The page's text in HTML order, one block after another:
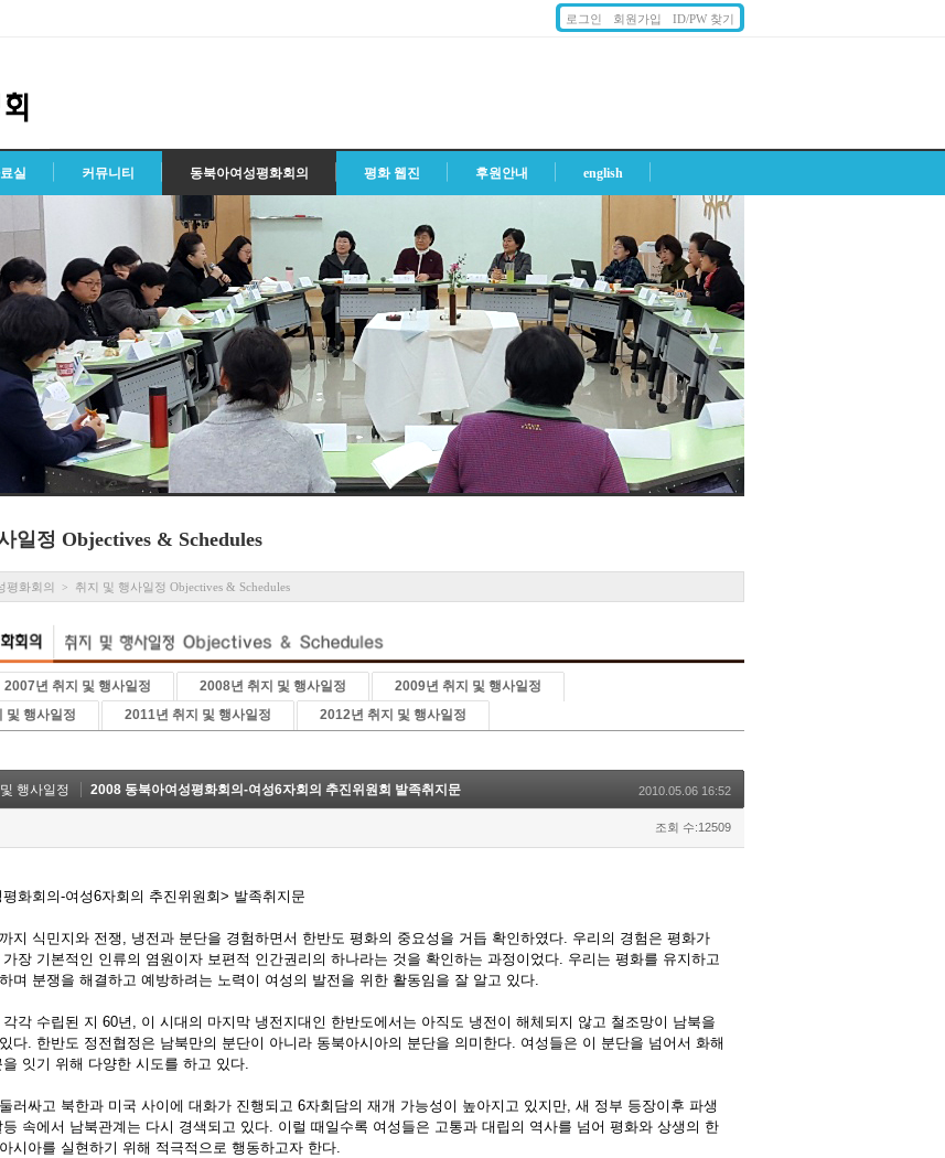
로그인 회원가입 ID/PW 찾기
실 커뮤니티 동북아여성평화회의 평화 웹진 후원안내 english
일정 Objectives & Schedules
평화회의 > 취지 및 행사일정 Objectives & Schedules
2007년 취지 및 행사일정 2008년 취지 및 행사일정
2009년 취지 및 행사일정
및 행사일정
2011년 취지 및 행사일정 2012년 취지 및 행사일정
행사일정 2008 동북아여성평화회의-여성6자회의 추진위원회 발족취지문 2010.05.06 16:52
조회 수:12509
화회의-여성6자회의 추진위원회> 발족취지문
지 식민지와 전쟁, 냉전과 분단을 경험하면서 한반도 평화의 중요성을 거듭 확인하였다. 우리의 경험은 평화가
장 기본적인 인류의 염원이자 보편적 인간권리의 하나라는 것을 확인하는 과정이었다. 우리는 평화를 유지하고
며 분쟁을 해결하고 예방하려는 노력이 여성의 발전을 위한 활동임을 잘 알고 있다.
각 수립된 지 60년, 이 시대의 마지막 냉전지대인 한반도에서는 아직도 냉전이 해체되지 않고 철조망이 남북을
다. 한반도 정전협정은 남북만의 분단이 아니라 동북아시아의 분단을 의미한다. 여성들은 이 분단을 넘어서 화해
잇기 위해 다양한 시도를 하고 있다.
러싸고 북한과 미국 사이에 대화가 진행되고 6자회담의 재개 가능성이 높아지고 있지만, 새 정부 등장이후 파생
등 속에서 남북관계는 다시 경색되고 있다. 이럴 때일수록 여성들은 고통과 대립의 역사를 넘어 평화와 상생의 한
시아를 실현하기 위해 적극적으로 행동하고자 한다.